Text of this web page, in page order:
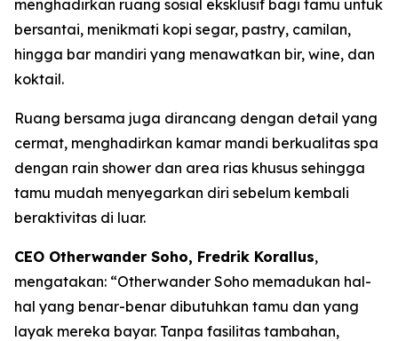
menghadirkan ruang sosial eksklusif bagi tamu untuk
bersantai, menikmati kopi segar, pastry, camilan,
hingga bar mandiri yang menawatkan bir, wine, dan
koktail.
Ruang bersama juga dirancang dengan detail yang
cermat, menghadirkan kamar mandi berkualitas spa
dengan rain shower dan area rias khusus sehingga
tamu mudah menyegarkan diri sebelum kembali
beraktivitas di luar.
CEO Otherwander Soho, Fredrik Korallus,
mengatakan: “Otherwander Soho memadukan hal-
hal yang benar-benar dibutuhkan tamu dan yang
layak mereka bayar. Tanpa fasilitas tambahan,